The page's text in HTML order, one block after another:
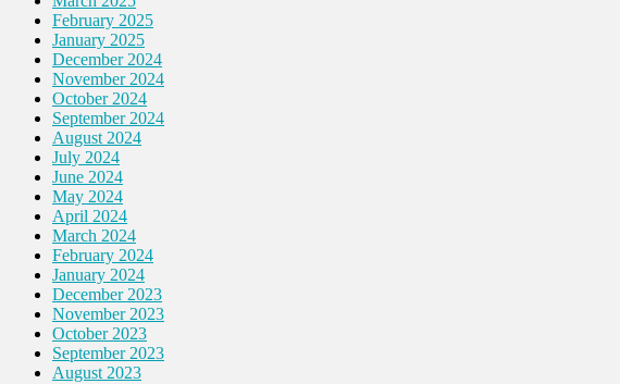
February 2025
January 2025
December 2024
November 2024
October 2024
September 2024
August 2024
July 2024
June 2024
May 2024
April 2024
March 2024
February 2024
January 2024
December 2023
November 2023
October 2023
September 2023
August 2023